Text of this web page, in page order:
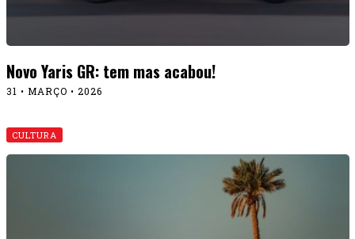
Novo Yaris GR: tem mas acabou!
31 • MARÇO • 2026
CULTURA